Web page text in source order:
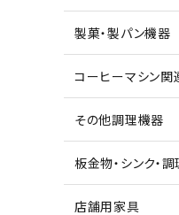
製菓・製パン機器
コーヒーマシン関
その他調理機器
板金物・シンク・
店舗用家具